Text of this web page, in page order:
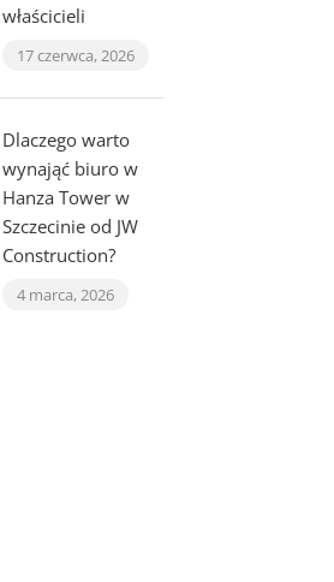
właścicieli
17 czerwca, 2026
Dlaczego warto
wynająć biuro w
Hanza Tower w
Szczecinie od JW
Construction?
4 marca, 2026